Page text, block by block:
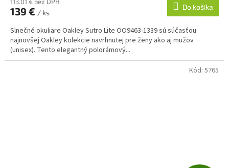
M
139 € / ks
Do košíka
Slnečné okuliare Oakley Sutro Lite OO9463-1339 sú súčasťou
najnovšej Oakley kolekcie navrhnutej pre ženy ako aj mužov
(unisex). Tento elegantný polorámový...
Kód: 5765